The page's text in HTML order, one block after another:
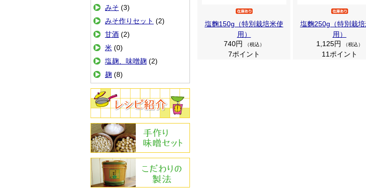
みそ (3)
みそ作りセット (2)
甘酒 (2)
米 (0)
塩麹、味噌麹 (2)
麹 (8)
レシピ紹介
手作りみその作り方
塩麴150g（特別栽培米使
用）
740円
（税込）
7ポイント
塩麴250g（特別栽培
用）
1,125円
（税込）
11ポイント